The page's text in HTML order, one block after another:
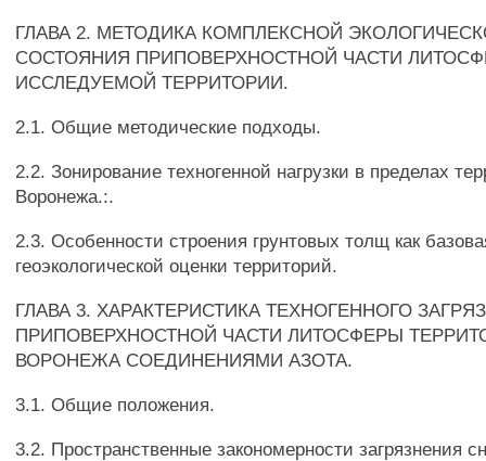
ГЛАВА 2. МЕТОДИКА КОМПЛЕКСНОЙ
СОСТОЯНИЯ ПРИПОВЕРХНОСТНОЙ ЧАСТИ
ИССЛЕДУЕМОЙ ТЕРРИТОРИИ.
2.1. Общие методические подходы.
2.2. Зонирование техногенной нагрузки в пределах
Воронежа.:.
2.3. Особенности строения грунтовых толщ как
геоэкологической оценки территорий.
ГЛАВА 3. ХАРАКТЕРИСТИКА ТЕХНОГЕННОГО
ПРИПОВЕРХНОСТНОЙ ЧАСТИ ЛИТОСФЕРЫ
ВОРОНЕЖА СОЕДИНЕНИЯМИ АЗОТА.
3.1. Общие положения.
3.2. Пространственные закономерности загрязнения